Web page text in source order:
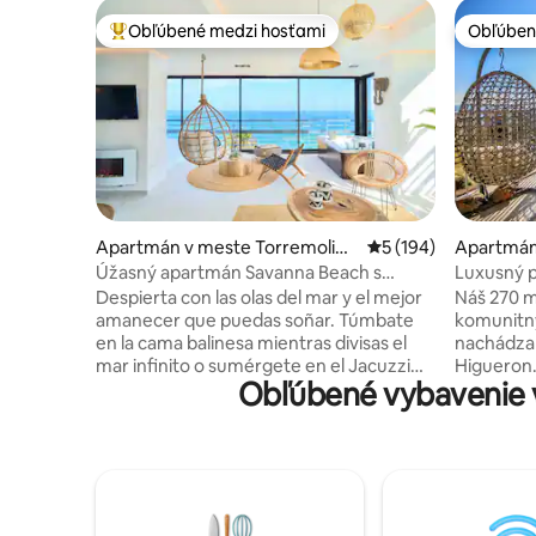
Najobľúbenejšie medzi hosťami
Obľúbené medzi hosťami
Apartmán v meste Torremolino
s
Priemerné
5 (194)
Úžasný apartmán Savanna Beach s
vírivkou
Despierta con las olas del mar y el mejor
amanecer que puedas soñar. Túmbate
en la cama balinesa mientras divisas el
mar infinito o sumérgete en el Jacuzzi
climatizado mientras te tomas una copa
de cava. El Savanna Beach está pensado
todo lujo de detalles. Decorado en un
dena
Luxusný
a
Náš 270
na more,
Padel a
Obľúbené vybavenie